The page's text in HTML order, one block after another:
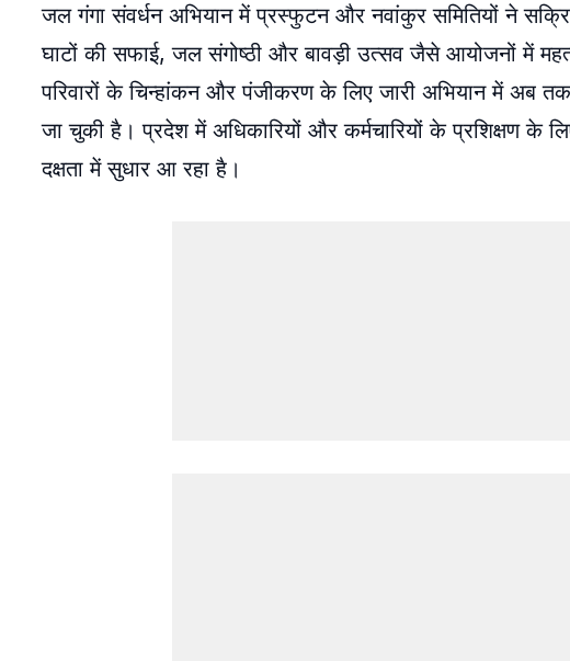
जल गंगा संवर्धन अभियान में प्रस्फुटन और नवांकुर समितियों ने
घाटों की सफाई, जल संगोष्ठी और बावड़ी उत्सव जैसे आयोजनों में
परिवारों के चिन्हांकन और पंजीकरण के लिए जारी अभियान में अब तक
जा चुकी है। प्रदेश में अधिकारियों और कर्मचारियों के प्रशिक्षण के
दक्षता में सुधार आ रहा है।